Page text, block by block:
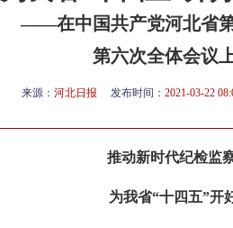
——在中国共产党河北省
第六次全体会议
来源： 河北日报 发布时间： 2021-03-22
推动新时代纪检监
为我省“十四五”开